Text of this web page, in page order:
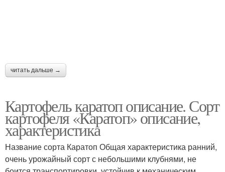
читать дальше →
Картофель каратоп описание. Сорт
картофеля «Каратоп» описание,
характеристика
Название сорта Каратоп Общая характеристика ранний,
очень урожайный сорт с небольшими клубнями, не